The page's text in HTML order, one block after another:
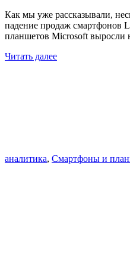
Как мы уже рассказывали,
падение продаж смартфонов
планшетов Microsoft выросли
Читать далее
аналитика, Смартфоны и